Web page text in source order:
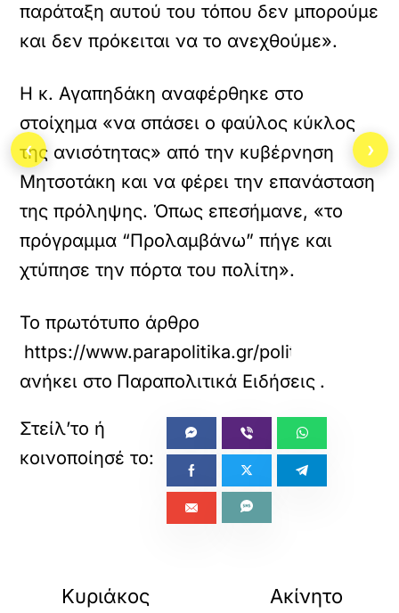
παράταξη αυτού του τόπου δεν μπορούμε
και δεν πρόκειται να το ανεχθούμε».
Η κ. Αγαπηδάκη αναφέρθηκε στο
στοίχημα «να σπάσει ο φαύλος κύκλος
της ανισότητας» από την κυβέρνηση
Μητσοτάκη και να φέρει την επανάσταση
της πρόληψης. Όπως επεσήμανε, «το
πρόγραμμα “Προλαμβάνω” πήγε και
χτύπησε την πόρτα του πολίτη».
Το πρωτότυπο άρθρο
https://www.parapolitika.gr/politiki/article/
ανήκει στο Παραπολιτικά Ειδήσεις .
Κυριάκος
Ακίνητο
‹ ›